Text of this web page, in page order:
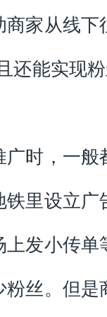
家从线下
还能实现
时，一般
里设立广
发小传单
丝。但是